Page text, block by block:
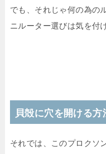
でも、それじゃ何の為の
ニルーター選びは気を付
貝殻に穴を開ける方
それでは、このプロクソ